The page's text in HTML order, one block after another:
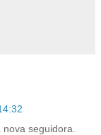
seguidora.